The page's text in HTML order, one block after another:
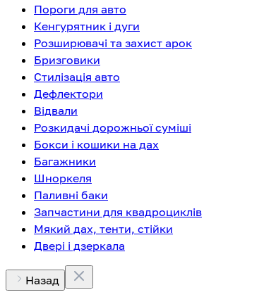
Пороги для авто
Кенгурятник і дуги
Розширювачі та захист арок
Бризговики
Стилізація авто
Дефлектори
Відвали
Розкидачі дорожньої суміші
Бокси і кошики на дах
Багажники
Шноркеля
Паливні баки
Запчастини для квадроциклів
Мякий дах, тенти, стійки
Двері і дзеркала
Назад